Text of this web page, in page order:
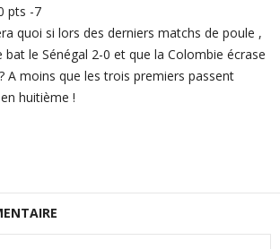
pts -7
quoi si lors des derniers matchs de poule ,
bat le Sénégal 2-0 et que la Colombie écrase
A moins que les trois premiers passent
huitième !